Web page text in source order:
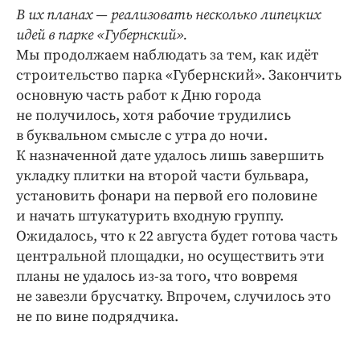
Издания
Медиаперсона
Интересное чтиво
Клиника года
Бренд года
Работодатель года
В их планах — реализовать несколько липецких
идей в парке «Губернский».
Мы продолжаем наблюдать за тем, как идёт
строительство парка «Губернский». Закончить
основную часть работ к Дню города
не получилось, хотя рабочие трудились
в буквальном смысле с утра до ночи.
К назначенной дате удалось лишь завершить
укладку плитки на второй части бульвара,
установить фонари на первой его половине
и начать штукатурить входную группу.
Ожидалось, что к 22 августа будет готова часть
центральной площадки, но осуществить эти
планы не удалось из-за того, что вовремя
не завезли брусчатку. Впрочем, случилось это
не по вине подрядчика.